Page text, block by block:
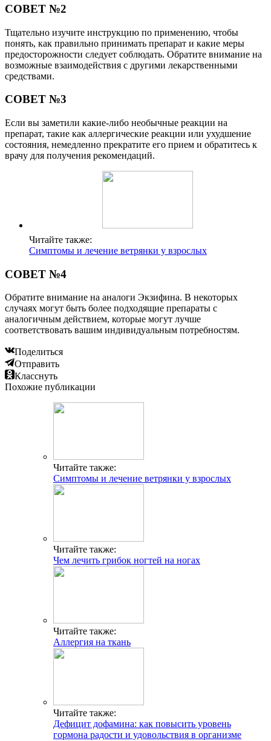
СОВЕТ №2
Тщательно изучите инструкцию по применению, чтобы
понять, как правильно принимать препарат и какие меры
предосторожности следует соблюдать. Обратите внимание на
возможные взаимодействия с другими лекарственными
средствами.
СОВЕТ №3
Если вы заметили какие-либо необычные реакции на
препарат, такие как аллергические реакции или ухудшение
состояния, немедленно прекратите его прием и обратитесь к
врачу для получения рекомендаций.
Читайте также:
Симптомы и лечение ветрянки у взрослых
СОВЕТ №4
Обратите внимание на аналоги Экзифина. В некоторых
случаях могут быть более подходящие препараты с
аналогичным действием, которые могут лучше
соответствовать вашим индивидуальным потребностям.
Поделиться
Отправить
Класснуть
Похожие публикации
Читайте также:
Симптомы и лечение ветрянки у взрослых
Читайте также:
Чем лечить грибок ногтей на ногах
Читайте также:
Аллергия на ткань
Читайте также:
Дефицит дофамина: как повысить уровень
гормона радости и удовольствия в организме